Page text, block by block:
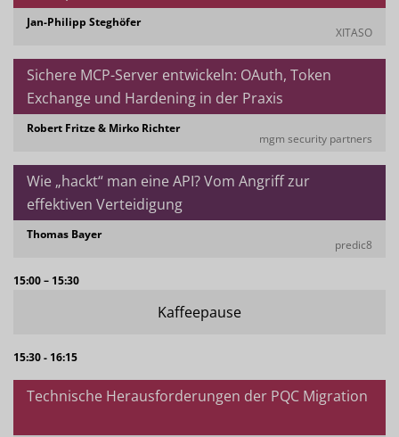
Jan-Philipp Steghöfer
XITASO
Sichere MCP-Server entwickeln: OAuth, Token
Exchange und Hardening in der Praxis
Robert Fritze & Mirko Richter
mgm security partners
Wie „hackt“ man eine API? Vom Angriff zur
effektiven Verteidigung
Thomas Bayer
predic8
15:00 – 15:30
Kaffeepause
15:30 - 16:15
Technische Herausforderungen der PQC Migration